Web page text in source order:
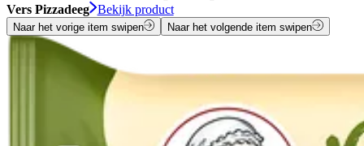
Vers Pizzadeeg Bekijk product
Naar het vorige item swipen Naar het volgende item swipen